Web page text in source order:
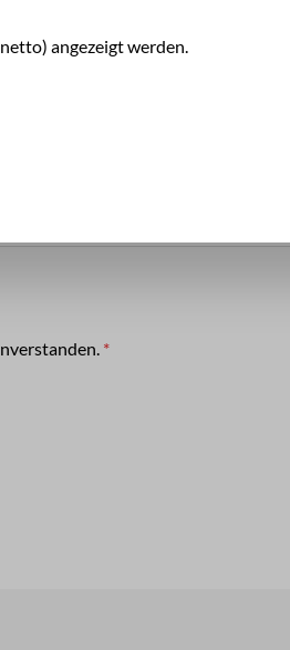
*
angezeigt werden.